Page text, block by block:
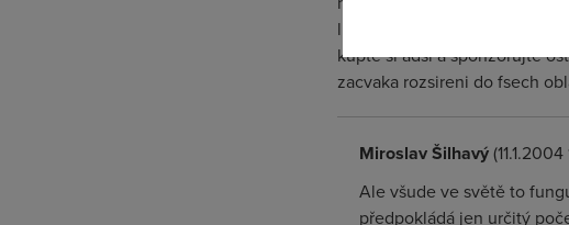
lidi co ho nebude pouzivat....
kupte si adsl a sponzorujte
zacvaka rozsireni do fsech
Miroslav Šilhavý
Ale všude ve světě to
předpokládá jen určitý